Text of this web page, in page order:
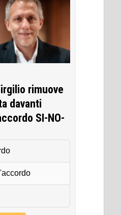
rimuove
davanti
SI-NO-